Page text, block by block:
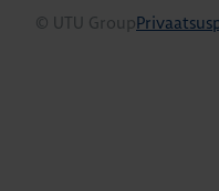
© UTU Group